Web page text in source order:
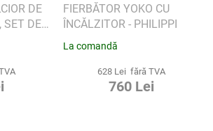
DE
SET DE
FIERBĂTOR YOKO CU
ÎNCĂLZITOR - PHILIPPI
La comandă
628 Lei fără TVA
760 Lei